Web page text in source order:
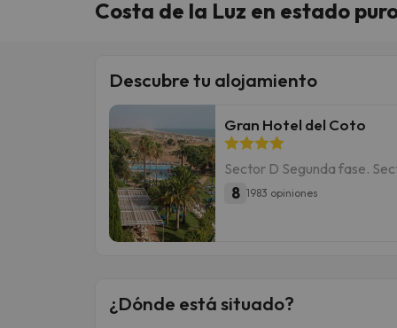
Costa de la Luz en estado
Descubre tu alojamiento
Gran Hotel del Coto
Sector D Segunda fase.
8 1983 opiniones
¿Dónde está situado?